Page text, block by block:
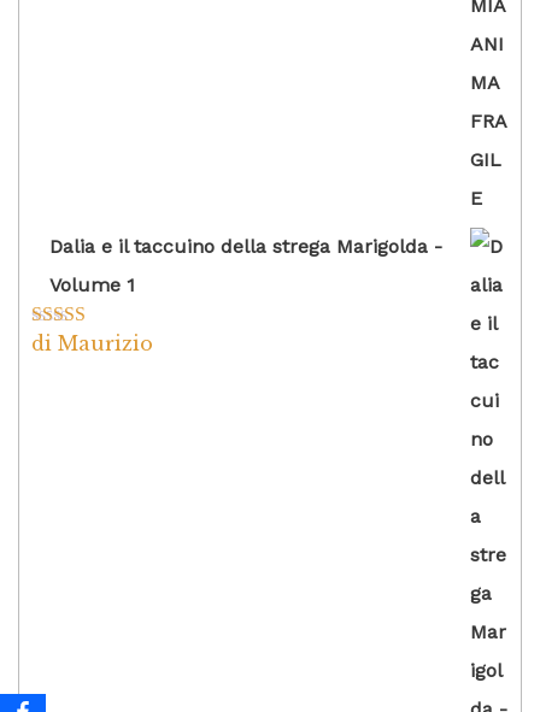
Dalia e il taccuino della strega Marigolda -
Volume 1
Valutato4
di Maurizio